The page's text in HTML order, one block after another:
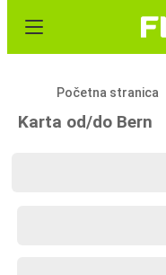
Početna stranica
Karta od/do Bern